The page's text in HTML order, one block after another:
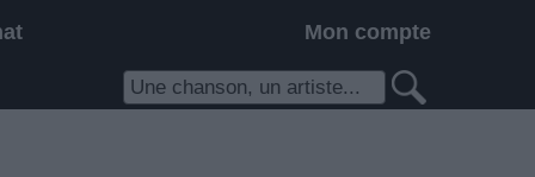
Mon compte